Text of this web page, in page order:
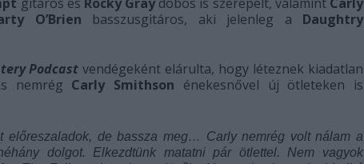
O’Brien basszusgitáros, aki jelenleg a Daughtry
Podcast vendégeként elárulta, hogy léteznek kiadatlan
nemrég Carly Smithson énekesnővel új ötleteken is
előreszaladok, de bassza meg… Carly nemrég volt nálam a
dolgot. Elkezdtünk matatni pár ötlettel. Nem vagyok